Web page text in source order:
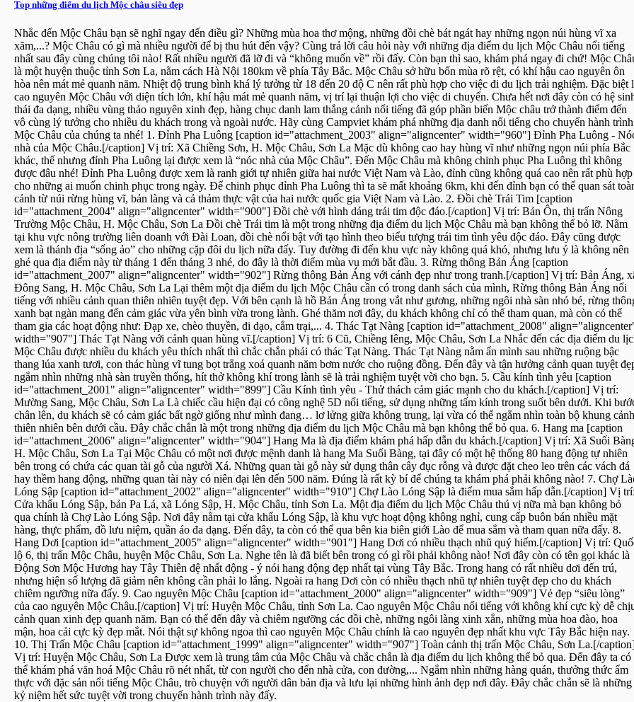
Top những điểm du lịch Mộc châu siêu đẹp
Nhắc đến Mộc Châu bạn sẽ nghĩ ngay đến điều gì? Những mùa hoa thơ mộng, những đồi chè bát ngát hay những ngọn núi hùng vĩ xa
xăm,...? Mộc Châu có gì mà nhiều người để bị thu hút đến vậy? Cùng trả lời câu hỏi này với những địa điểm du lịch Mộc Châu nổi tiếng
nhất sau đây cùng chúng tôi nào! Rất nhiều người đã lỡ đi và “không muốn về” rồi đấy. Còn bạn thì sao, khám phá ngay đi chứ! Mộc
là một huyện thuộc tỉnh Sơn La, nằm cách Hà Nội 180km về phía Tây Bắc. Mộc Châu sở hữu bốn mùa rõ rệt, có khí hậu cao nguyên ôn
hòa nên mát mẻ quanh năm. Nhiệt độ trung bình khá lý tưởng từ 18 đến 20 độ C nên rất phù hợp cho việc đi du lịch trải nghiệm. Đặc biệt
cao nguyên Mộc Châu với diện tích lớn, khí hậu mát mẻ quanh năm, vị trí lại thuận lợi cho việc di chuyển. Chưa hết nơi đây còn có hệ
thái đa dạng, nhiều vùng thảo nguyên xinh đẹp, hàng chục danh lam thắng cảnh nổi tiếng đã góp phần biến Mộc châu trở thành điểm đến
vô cùng lý tưởng cho nhiều du khách trong và ngoài nước. Hãy cùng Campviet khám phá những địa danh nổi tiếng cho chuyến hành trình
Mộc Châu của chúng ta nhé! 1. Đỉnh Pha Luông [caption id="attachment_2003" align="aligncenter" width="960"] Đỉnh Pha Luông -
nhà của Mộc Châu.[/caption] Vị trí: Xã Chiềng Sơn, H. Mộc Châu, Sơn La Mặc dù không cao hay hùng vĩ như những ngọn núi phía Bắc
khác, thế nhưng đỉnh Pha Luông lại được xem là “nóc nhà của Mộc Châu”. Đến Mộc Châu mà không chinh phục Pha Luông thì không
được đâu nhé! Đỉnh Pha Luông được xem là ranh giới tự nhiên giữa hai nước Việt Nam và Lào, đỉnh cũng không quá cao nên rất phù hợp
cho những ai muốn chinh phục trong ngày. Để chinh phục đỉnh Pha Luông thì ta sẽ mất khoảng 6km, khi đến đỉnh bạn có thể quan sát
cảnh từ núi rừng hùng vĩ, bản làng và cả thảm thực vật của hai nước quốc gia Việt Nam và Lào. 2. Đồi chè Trái Tim [caption
id="attachment_2004" align="aligncenter" width="900"] Đồi chè với hình dáng trái tim độc đáo.[/caption] Vị trí: Bản Ôn, thị trấn Nông
Trường Mộc Châu, H. Mộc Châu, Sơn La Đồi chè Trái tim là một trong những địa điểm du lịch Mộc Châu mà bạn không thể bỏ lỡ. Nằm
tại khu vực nông trường liên doanh với Đài Loan, đồi chè nổi bật với tạo hình theo biểu tượng trái tim tình yêu độc đáo. Đây cũng được
xem là thánh địa “sống ảo” cho những cặp đôi du lịch nữa đấy. Tuy đường đi đến khu vực này không quá khó, nhưng lưu ý là không nên
ghé qua địa điểm này từ tháng 1 đến tháng 3 nhé, do đây là thời điểm mùa vụ mới bắt đầu. 3. Rừng thông Bản Áng [caption
id="attachment_2007" align="aligncenter" width="902"] Rừng thông Bản Áng với cánh đẹp như trong tranh.[/caption] Vị trí: Bản Áng,
Đông Sang, H. Mộc Châu, Sơn La Lại thêm một địa điểm du lịch Mộc Châu cần có trong danh sách của mình, Rừng thông Bản Áng nổi
tiếng với nhiều cảnh quan thiên nhiên tuyệt đẹp. Với bên cạnh là hồ Bản Áng trong vắt như gương, những ngôi nhà sàn nhỏ bé, rừng
xanh bạt ngàn mang đến cảm giác vừa yên bình vừa trong lành. Ghé thăm nơi đây, du khách không chỉ có thể tham quan, mà còn có thể
tham gia các hoạt động như: Đạp xe, chèo thuyền, đi dạo, cắm trại,... 4. Thác Tạt Nàng [caption id="attachment_2008"
width="907"] Thác Tạt Nàng với cảnh quan hùng vĩ.[/caption] Vị trí: 6 Cũ, Chiềng Iêng, Mộc Châu, Sơn La Nhắc đến các địa điểm du
Mộc Châu được nhiều du khách yêu thích nhất thì chắc chắn phải có thác Tạt Nàng. Thác Tạt Nàng nằm ẩn mình sau những ruộng bậc
thang lúa xanh tươi, con thác hùng vĩ tung bọt trắng xoá quanh năm bơm nước cho ruộng đồng. Đến đây và tận hưởng cảnh quan tuyệt
ngắm nhìn những nhà sàn truyền thống, hít thở không khí trong lành sẽ là trải nghiệm tuyệt vời cho bạn. 5. Cầu kính tình yêu [caption
id="attachment_2001" align="aligncenter" width="899"] Cầu Kính tình yêu - Thử thách cảm giác mạnh cho du khách.[/caption] Vị trí:
Mường Sang, Mộc Châu, Sơn La Là chiếc cầu hiện đại có công nghệ 5D nổi tiếng, sử dụng những tấm kính trong suốt bên dưới. Khi
chân lên, du khách sẽ có cảm giác bất ngờ giống như mình đang… lơ lửng giữa không trung, lại vừa có thể ngắm nhìn toàn bộ khung cảnh
thiên nhiên bên dưới cầu. Đây chắc chắn là một trong những địa điểm du lịch Mộc Châu mà bạn không thể bỏ qua. 6. Hang ma [caption
id="attachment_2006" align="aligncenter" width="904"] Hang Ma là địa điểm khám phá hấp dẫn du khách.[/caption] Vị trí: Xã Suối
H. Mộc Châu, Sơn La Tại Mộc Châu có một nơi được mệnh danh là hang Ma Suối Bàng, tại đây có một hệ thống 80 hang động tự nhiên
bên trong có chứa các quan tài gỗ của người Xá. Những quan tài gỗ này sử dụng thân cây đục rỗng và được đặt cheo leo trên các vách đá
hay thềm hang động, những quan tài này có niên đại lên đến 500 năm. Đúng là rất kỳ bí để chúng ta khám phá phải không nào! 7. Chợ
Lóng Sập [caption id="attachment_2002" align="aligncenter" width="910"] Chợ Lào Lóng Sập là điểm mua sắm hấp dẫn.[/caption] Vị
Cửa khẩu Lóng Sập, bản Pa Lá, xã Lóng Sập, H. Mộc Châu, tỉnh Sơn La. Một địa điểm du lịch Mộc Châu thú vị nữa mà bạn không bỏ
qua chính là Chợ Lào Lóng Sập. Nơi đây nằm tại cửa khẩu Lóng Sập, là khu vực hoạt động không nghỉ, cung cấp buôn bán nhiều mặt
hàng, thực phẩm, đồ lưu niệm, quần áo đa dạng. Đến đây, ta còn có thể qua bên kia biên giới Lào để mua sắm và tham quan nữa đấy. 8.
Hang Dơi [caption id="attachment_2005" align="aligncenter" width="901"] Hang Dơi có nhiều thạch nhũ quý hiếm.[/caption] Vị trí:
lộ 6, thị trấn Mộc Châu, huyện Mộc Châu, Sơn La. Nghe tên là đã biết bên trong có gì rồi phải không nào! Nơi đây còn có tên gọi khác là
Động Sơn Mộc Hương hay Tây Thiên đệ nhất động - ý nói hang động đẹp nhất tại vùng Tây Bắc. Trong hang có rất nhiều dơi đến trú,
nhưng hiện số lượng đã giảm nên không cần phải lo lắng. Ngoài ra hang Dơi còn có nhiều thạch nhũ tự nhiên tuyệt đẹp cho du khách
chiêm ngưỡng nữa đấy. 9. Cao nguyên Mộc Châu [caption id="attachment_2000" align="aligncenter" width="909"] Vẻ đẹp “siêu lòng”
của cao nguyên Mộc Châu.[/caption] Vị trí: Huyện Mộc Châu, tỉnh Sơn La. Cao nguyên Mộc Châu nổi tiếng với không khí cực kỳ dễ
cảnh quan xinh đẹp quanh năm. Bạn có thể đến đây và chiêm ngưỡng các đồi chè, những ngôi làng xinh xắn, những mùa hoa đào, hoa
mận, hoa cải cực kỳ đẹp mắt. Nói thật sự không ngoa thì cao nguyên Mộc Châu chính là cao nguyên đẹp nhất khu vực Tây Bắc hiện nay.
10. Thị Trấn Mộc Châu [caption id="attachment_1999" align="aligncenter" width="907"] Toàn cảnh thị trấn Mộc Châu, Sơn La.[/
Vị trí: Huyện Mộc Châu, Sơn La Được xem là trung tâm của Mộc Châu và chắc chắn là địa điểm du lịch không thể bỏ qua. Đến đây ta có
thể khám phá văn hoá Mộc Châu rõ nét nhất, từ con người cho đến nhà cửa, con đường,... Ngắm nhìn những hàng quán, thưởng thức ẩm
thực với đặc sản nổi tiếng Mộc Châu, trò chuyện với người dân bản địa và lưu lại những hình ảnh đẹp nơi đây. Đây chắc chắn sẽ là những
kỷ niệm hết sức tuyệt vời trong chuyến hành trình này đấy.